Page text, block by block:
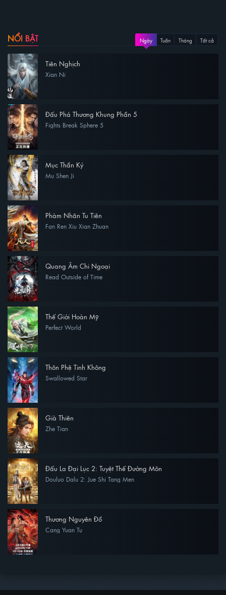
NỔI BẬT Ngày Tuần Tháng Tất cả
Tiên Nghịch
Xian Ni
Đấu Phá Thương Khung Phần 5
Fights Break Sphere 5
Mục Thần Ký
Mu Shen Ji
Phàm Nhân Tu Tiên
Fan Ren Xiu Xian Zhuan
Quang Âm Chi Ngoại
Read Outside of Time
Thế Giới Hoàn Mỹ
Perfect World
Thôn Phệ Tinh Không
Swallowed Star
Già Thiên
Zhe Tian
Đấu La Đại Lục 2: Tuyệt Thế Đường Môn
Douluo Dalu 2: Jue Shi Tang Men
Thương Nguyên Đồ
Cang Yuan Tu